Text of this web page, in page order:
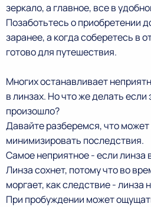
зеркало, а главное, все в
Позаботьтесь о приобретении
заранее, а когда соберетесь в
готово для путешествия.
Многих останавливает
в линзах. Но что же делать если
произошло?
Давайте разберемся, что может
минимизировать последствия.
Самое неприятное - если линза
Линза сохнет, потому что во
моргает, как следствие - линза
При пробуждении может